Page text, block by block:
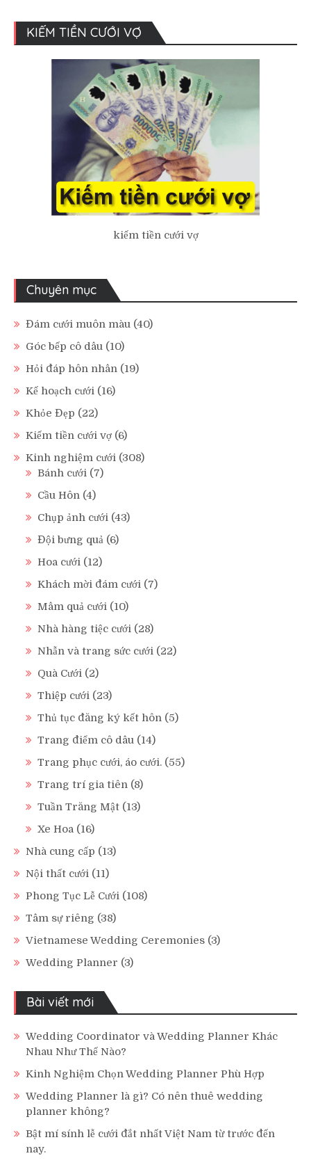
KIẾM TIỀN CƯỚI VỢ
kiếm tiền cưới vợ
Chuyên mục
Đám cưới muôn màu (40)
Góc bếp cô dâu (10)
Hỏi đáp hôn nhân (19)
Kế hoạch cưới (16)
Khỏe Đẹp (22)
Kiếm tiền cưới vợ (6)
Kinh nghiệm cưới (308)
Bánh cưới (7)
Cầu Hôn (4)
Chụp ảnh cưới (43)
Đội bưng quả (6)
Hoa cưới (12)
Khách mời đám cưới (7)
Mâm quả cưới (10)
Nhà hàng tiệc cưới (28)
Nhẫn và trang sức cưới (22)
Quà Cưới (2)
Thiệp cưới (23)
Thủ tục đăng ký kết hôn (5)
Trang điểm cô dâu (14)
Trang phục cưới, áo cưới. (55)
Trang trí gia tiên (8)
Tuần Trăng Mật (13)
Xe Hoa (16)
Nhà cung cấp (13)
Nội thất cưới (11)
Phong Tục Lễ Cưới (108)
Tâm sự riêng (38)
Vietnamese Wedding Ceremonies (3)
Wedding Planner (3)
Bài viết mới
Wedding Coordinator và Wedding Planner Khác
Nhau Như Thế Nào?
Kinh Nghiệm Chọn Wedding Planner Phù Hợp
Wedding Planner là gì? Có nên thuê wedding
planner không?
Bật mí sính lễ cưới đắt nhất Việt Nam từ trước đến
nay.